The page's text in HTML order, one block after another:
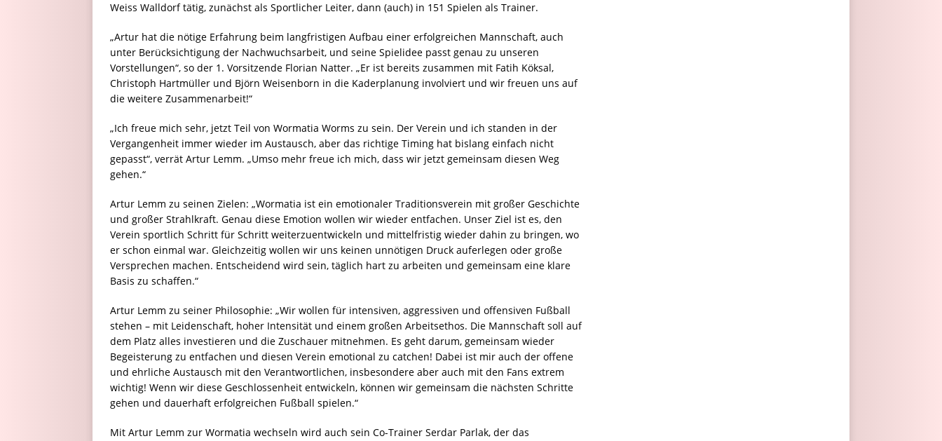
Weiss Walldorf tätig, zunächst als Sportlicher Leiter, dann (auch) in 151 Spielen als Trainer.
„Artur hat die nötige Erfahrung beim langfristigen Aufbau einer erfolgreichen Mannschaft, auch
unter Berücksichtigung der Nachwuchsarbeit, und seine Spielidee passt genau zu unseren
Vorstellungen“, so der 1. Vorsitzende Florian Natter. „Er ist bereits zusammen mit Fatih Köksal,
Christoph Hartmüller und Björn Weisenborn in die Kaderplanung involviert und wir freuen uns auf
die weitere Zusammenarbeit!“
„Ich freue mich sehr, jetzt Teil von Wormatia Worms zu sein. Der Verein und ich standen in der
Vergangenheit immer wieder im Austausch, aber das richtige Timing hat bislang einfach nicht
gepasst“, verrät Artur Lemm. „Umso mehr freue ich mich, dass wir jetzt gemeinsam diesen Weg
gehen.“
Artur Lemm zu seinen Zielen: „Wormatia ist ein emotionaler Traditionsverein mit großer Geschichte
und großer Strahlkraft. Genau diese Emotion wollen wir wieder entfachen. Unser Ziel ist es, den
Verein sportlich Schritt für Schritt weiterzuentwickeln und mittelfristig wieder dahin zu bringen, wo
er schon einmal war. Gleichzeitig wollen wir uns keinen unnötigen Druck auferlegen oder große
Versprechen machen. Entscheidend wird sein, täglich hart zu arbeiten und gemeinsam eine klare
Basis zu schaffen.“
Artur Lemm zu seiner Philosophie: „Wir wollen für intensiven, aggressiven und offensiven Fußball
stehen – mit Leidenschaft, hoher Intensität und einem großen Arbeitsethos. Die Mannschaft soll auf
dem Platz alles investieren und die Zuschauer mitnehmen. Es geht darum, gemeinsam wieder
Begeisterung zu entfachen und diesen Verein emotional zu catchen! Dabei ist mir auch der offene
und ehrliche Austausch mit den Verantwortlichen, insbesondere aber auch mit den Fans extrem
wichtig! Wenn wir diese Geschlossenheit entwickeln, können wir gemeinsam die nächsten Schritte
gehen und dauerhaft erfolgreichen Fußball spielen.“
Mit Artur Lemm zur Wormatia wechseln wird auch sein Co-Trainer Serdar Parlak, der das